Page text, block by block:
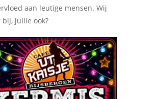
aan leutige mensen. Wij
jullie ook?